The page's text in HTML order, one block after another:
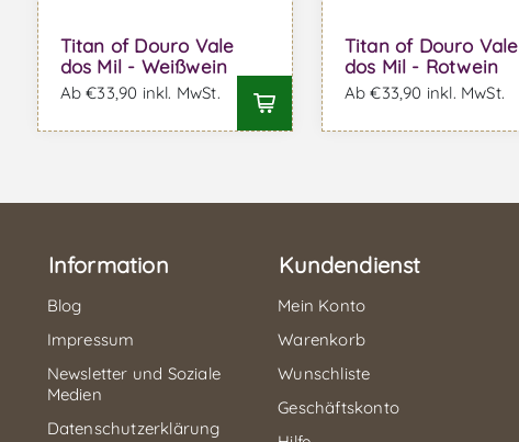
Titan of Douro Vale
dos Mil - Weißwein
Ab €33,90 inkl. MwSt.
Titan of Douro Vale
dos Mil - Rotwein
Ab €33,90 inkl. MwSt.
Information
Blog
Impressum
Newsletter und Soziale
Medien
Datenschutzerklärung
Kundendienst
Mein Konto
Warenkorb
Wunschliste
Geschäftskonto